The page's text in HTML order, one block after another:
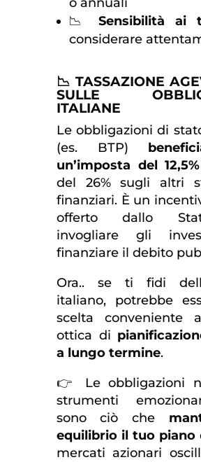
📉Sensibilità ai
considerare
📉 TASSAZIONE
SULLE
ITALIANE
Le obbligazioni di
(es. BTP)
un’imposta del 12,5%
del 26% sugli altri
finanziari. È un
offerto dallo
invogliare gli
finanziare il debito
Ora.. se ti fidi
italiano, potrebbe
scelta conveniente
ottica di
a lungo termine.
👉 Le obbligazioni
strumenti
sono ciò che
equilibrio il tuo piano
mercati azionari